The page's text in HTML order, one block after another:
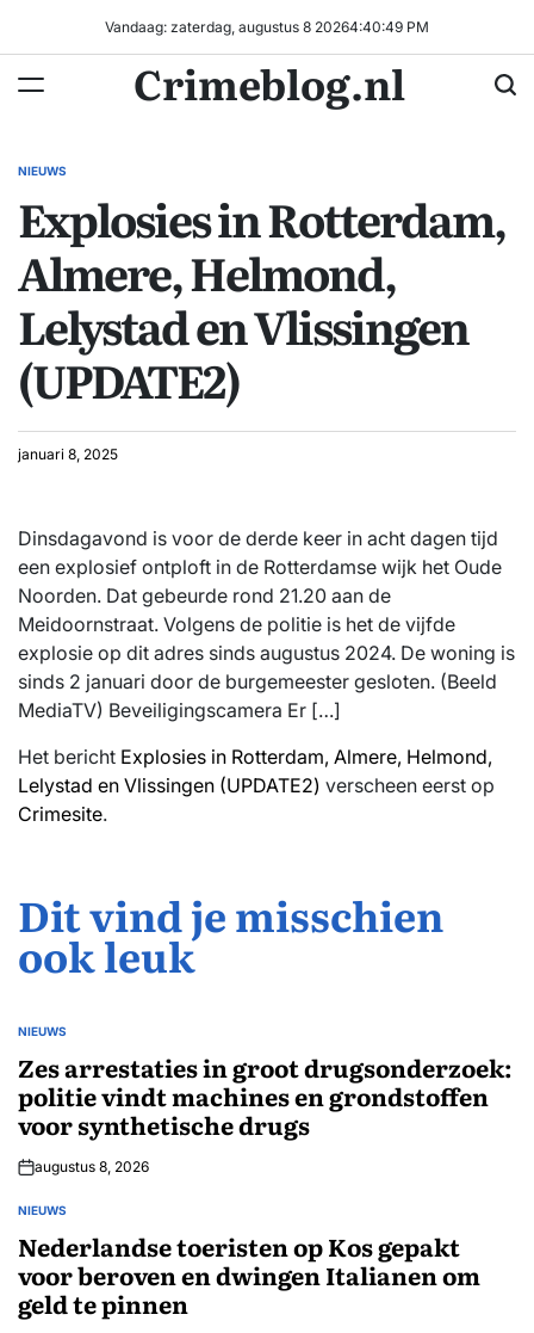
inhoud
Vandaag: zaterdag, augustus 8 20264:40:50 PM
Crimeblog.nl
GEPLAATST
NIEUWS
Explosies in Rotterdam,
Almere, Helmond,
Lelystad en Vlissingen
(UPDATE2)
januari 8, 2025
Dinsdagavond is voor de derde keer in acht dagen tijd
een explosief ontploft in de Rotterdamse wijk het Oude
Noorden. Dat gebeurde rond 21.20 aan de
Meidoornstraat. Volgens de politie is het de vijfde
explosie op dit adres sinds augustus 2024. De woning is
sinds 2 januari door de burgemeester gesloten. (Beeld
MediaTV) Beveiligingscamera Er […]
Het bericht Explosies in Rotterdam, Almere, Helmond,
Lelystad en Vlissingen (UPDATE2) verscheen eerst op
Crimesite.
Dit vind je misschien
ook leuk
GEPLAATST
NIEUWS
Zes arrestaties in groot drugsonderzoek:
politie vindt machines en grondstoffen
voor synthetische drugs
augustus 8, 2026
GEPLAATST
NIEUWS
Nederlandse toeristen op Kos gepakt
voor beroven en dwingen Italianen om
geld te pinnen